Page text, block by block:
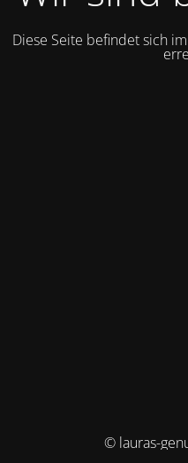
Diese Seite befindet sich
© lauras-